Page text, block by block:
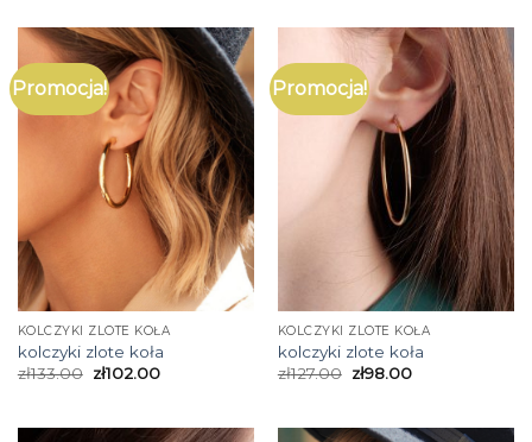
Promocja!
KOLCZYKI ZLOTE KOŁA
kolczyki zlote koła
zł133.00 zł102.00
Promocja!
KOLCZYKI ZLOTE KOŁA
kolczyki zlote koła
zł127.00 zł98.00